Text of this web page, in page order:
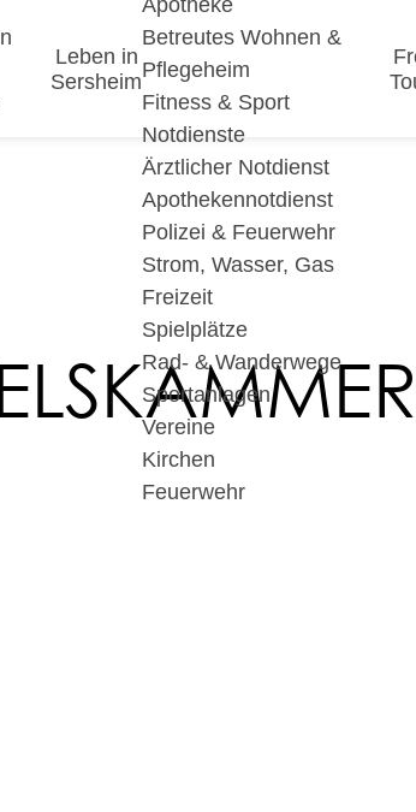
Leben in
Sersheim
Betreutes Wohnen &
Pflegeheim
Fitness & Sport
Notdienste
Ärztlicher Notdienst
Apothekennotdienst
Polizei & Feuerwehr
Strom, Wasser, Gas
Freizeit
Spielplätze
Rad- & Wanderwege
Sportanlagen
Vereine
Kirchen
Feuerwehr